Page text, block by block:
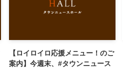
【ロイロイロ応援メニュー！のご
案内】今週末、#タウンニュース